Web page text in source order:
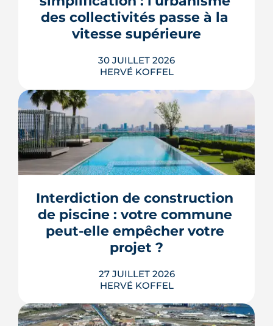
vigueur le 1er juillet vient alourdir la
note.
LIRE L'ARTICLE
des collectivités passe à la
vitesse supérieure
30 JUILLET 2026
HERVÉ KOFFEL
Trente mesures, huit codes, un mot
d'ordre : faire agir les maires plus vite.
Le deuxième méga-décret de
photovoltaïque et l'habitat, mais
plusieurs de ses raccourcis inquiètent
déjà le juge consultatif des normes.
LIRE L'ARTICLE
Interdiction de construction
de piscine : votre commune
peut-elle empêcher votre
projet ?
27 JUILLET 2026
HERVÉ KOFFEL